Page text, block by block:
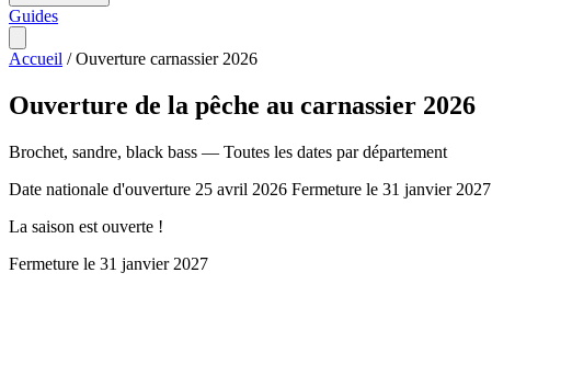
Guides
Accueil / Ouverture carnassier 2026
Ouverture de la pêche au carnassier 2026
Brochet, sandre, black bass — Toutes les dates par département
Date nationale d'ouverture 25 avril 2026 Fermeture le 31 janvier 2027
La saison est ouverte !
Fermeture le 31 janvier 2027